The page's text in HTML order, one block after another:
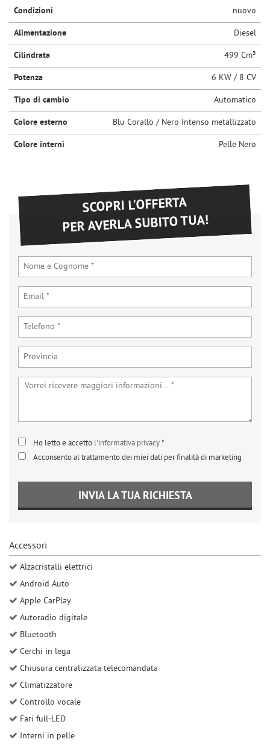
Condizioni nuovo
Alimentazione Diesel
Cilindrata 499 Cm³
Potenza 6 KW / 8 CV
Tipo di cambio Automatico
Colore esterno Blu Corallo / Nero Intenso metallizzato
Colore interni Pelle Nero
SCOPRI L'OFFERTA
PER AVERLA SUBITO TUA!
Ho letto e accetto l'informativa privacy*
Acconsento al trattamento dei miei dati per finalità di marketing
INVIA LA TUA RICHIESTA
Accessori
Alzacristalli elettrici
Android Auto
Apple CarPlay
Autoradio digitale
Bluetooth
Cerchi in lega
Chiusura centralizzata telecomandata
Climatizzatore
Controllo vocale
Fari full-LED
Interni in pelle
questi
strumenti
di
tracciamento
si
alla
cookie
policy.
Puoi
rivedere
e
in
qualsiasi
momento.
Cookie necessari
Cookie delle preferenze
Cookie per il miglioramento dell'esperienza utente
Cookie analitici
Salva
le